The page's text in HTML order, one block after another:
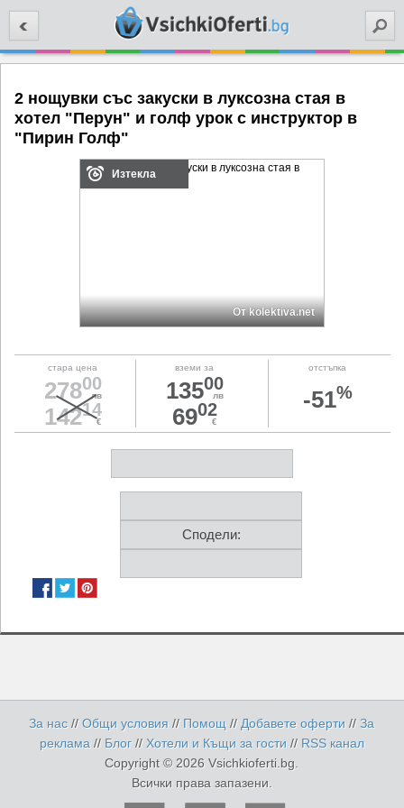
2 нощувки със закуски в луксозна стая в
хотел "Перун" и голф урок с инструктор в
"Пирин Голф"
Изтекла
От kolektiva.net
стара цена
27800
лв
14214
€
вземи за
13500
лв
6902
€
отстъпка
-51%
Сподели:
За нас //Общи условия // Помощ // Добавете оферти//За
реклама // Блог // Хотели и Къщи за гости // RSS канал
Copyright © 2026 Vsichkioferti.bg.
Всички права запазени.